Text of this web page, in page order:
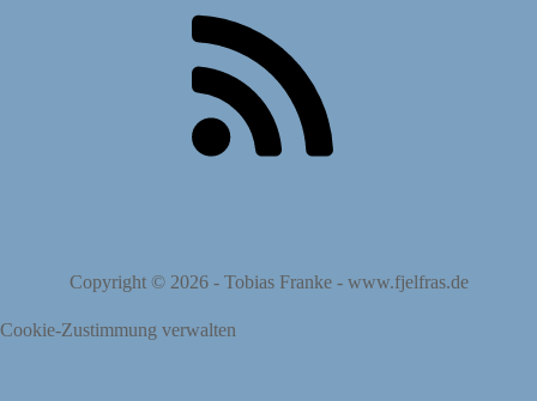
Copyright © 2026 - Tobias Franke- www.fjelfras.de
Cookie-Zustimmung verwalten